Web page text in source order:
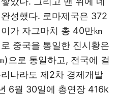
성했다. 로마제국은 372
가 자그마치 총 40만㎞
중국을 통일한 진시황은
으로 통일하고, 전국에 걸
나라도 제2차 경제개발
6월 30일에 총연장 416k